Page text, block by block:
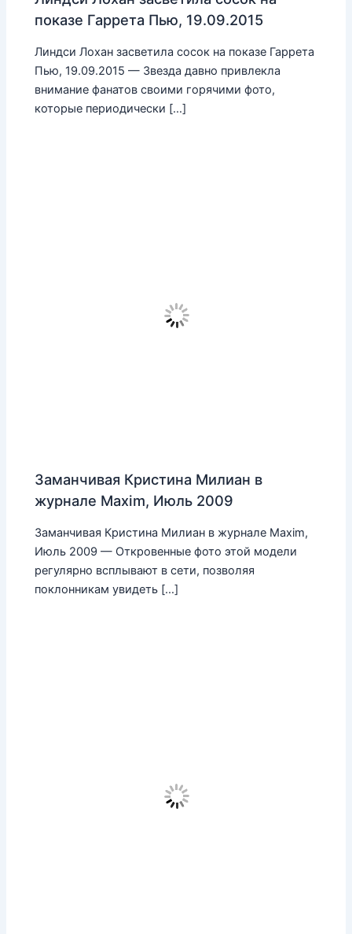
показе Гаррета Пью, 19.09.2015
Линдси Лохан засветила сосок на показе Гаррета
Пью, 19.09.2015 — Звезда давно привлекла
внимание фанатов своими горячими фото,
которые периодически […]
Заманчивая Кристина Милиан в
журнале Maxim, Июль 2009
Заманчивая Кристина Милиан в журнале Maxim,
Июль 2009 — Откровенные фото этой модели
регулярно всплывают в сети, позволяя
поклонникам увидеть […]